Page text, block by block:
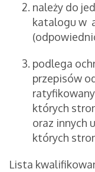
należy do
katalogu w
podlega
przepisów
których
oraz innych
których
Lista